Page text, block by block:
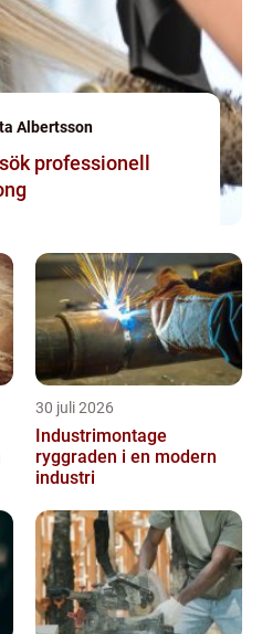
Albertsson
30 juli 2026
Industrimontage
ryggraden i en modern
industri